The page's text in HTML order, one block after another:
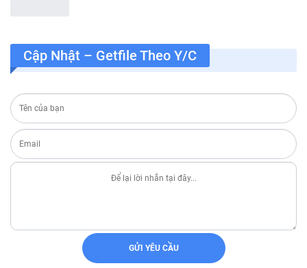
Cập Nhật – Getfile Theo Y/c